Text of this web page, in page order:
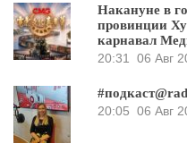
Накануне в
провинции
карнавал
20:31
06 Авг
20:05 06 Авг